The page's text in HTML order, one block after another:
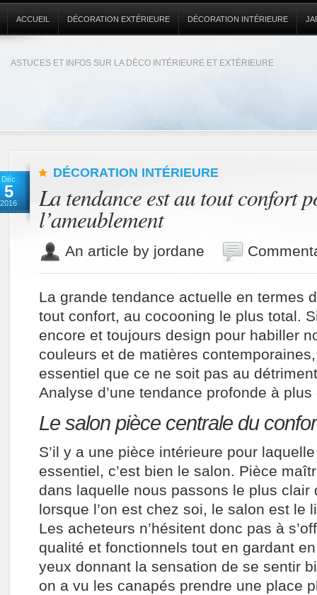
ASTUCES ET INFOS SUR LA DÉCO INTÉRIEURE ET EXTÉRIEURE
ACCUEIL DÉCORATION EXTÉRIEURE DÉCORATION INTÉRIEURE
Déc
5
2016
DÉCORATION INTÉRIEURE
La tendance est au tout confort
l’ameublement
An article by jordane
La grande tendance actuelle en termes
tout confort, au cocooning le plus total.
encore et toujours design pour habiller
couleurs et de matières
essentiel que ce ne soit pas au
Analyse d’une tendance profonde à
Le salon pièce centrale du
S’il y a une pièce intérieure pour
essentiel, c’est bien le salon. Pièce
dans laquelle nous passons le plus clair
lorsque l’on est chez soi, le salon est le
Les acheteurs n’hésitent donc pas à
qualité et fonctionnels tout en gardant
yeux donnant la sensation de se sentir
on a vu les canapés prendre une place